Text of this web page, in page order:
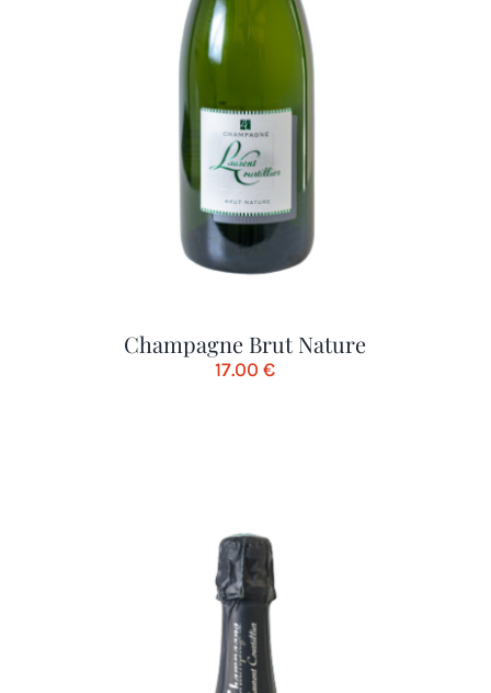
Champagne Brut Nature
17.00€